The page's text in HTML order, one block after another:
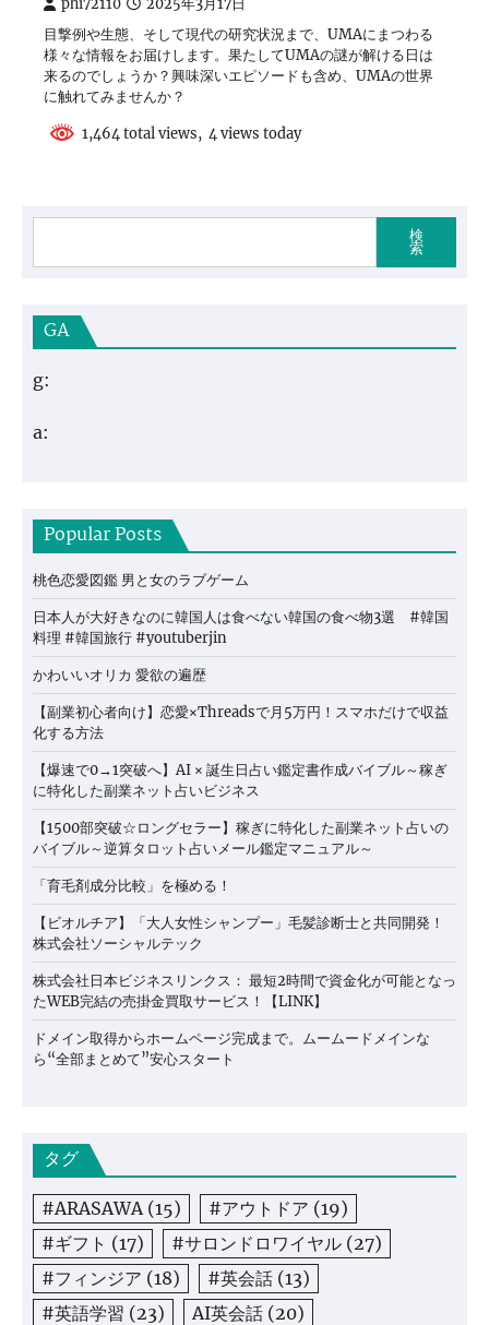
phi72110 2025年3月17日
目撃例や生態、そして現代の研究状況まで、UMAにまつわる
様々な情報をお届けします。果たしてUMAの謎が解ける日は
来るのでしょうか？興味深いエピソードも含め、UMAの世界
に触れてみませんか？
1,464 total views, 4 views today
検
索
GA
g:
a:
Popular Posts
桃色恋愛図鑑 男と女のラブゲーム
日本人が大好きなのに韓国人は食べない韓国の食べ物3選 #韓国
料理 #韓国旅行 #youtuberjin
かわいいオリカ 愛欲の遍歴
【副業初心者向け】恋愛×Threadsで月5万円！スマホだけで収益
化する方法
【爆速で0→1突破へ】AI × 誕生日占い鑑定書作成バイブル～稼ぎ
に特化した副業ネット占いビジネス
【1500部突破☆ロングセラー】稼ぎに特化した副業ネット占いの
バイブル～逆算タロット占いメール鑑定マニュアル～
「育毛剤成分比較」を極める！
【ビオルチア】「大人女性シャンプー」毛髪診断士と共同開発！
株式会社ソーシャルテック
株式会社日本ビジネスリンクス： 最短2時間で資金化が可能となっ
たWEB完結の売掛金買取サービス！【LINK】
ドメイン取得からホームページ完成まで。ムームードメインな
ら“全部まとめて”安心スタート
タグ
#ARASAWA (15) #アウトドア (19)
#ギフト (17) #サロンドロワイヤル (27)
#フィンジア (18) #英会話 (13)
#英語学習 (23) AI英会話 (20)